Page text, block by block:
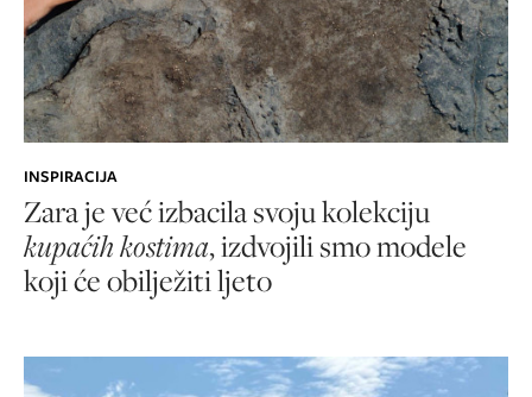
INSPIRACIJA
Zara je već izbacila svoju kolekciju
kupaćih kostima, izdvojili smo modele
koji će obilježiti ljeto